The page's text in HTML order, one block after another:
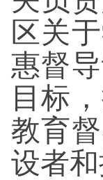
区关
惠督
目标
教育
设者